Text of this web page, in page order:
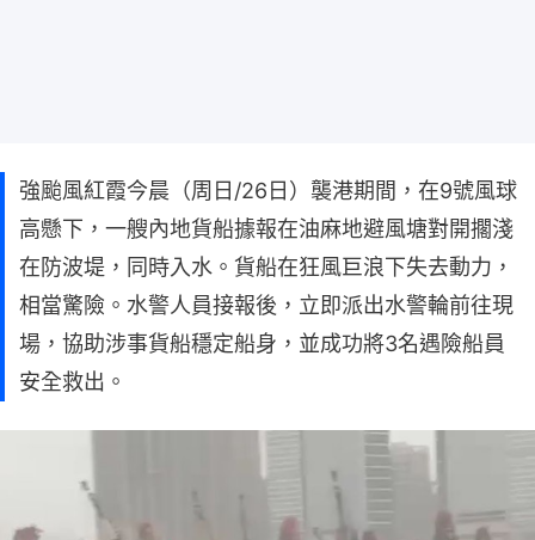
強颱風紅霞今晨（周日/26日）襲港期間，在9號風球
高懸下，一艘內地貨船據報在油麻地避風塘對開擱淺
在防波堤，同時入水。貨船在狂風巨浪下失去動力，
相當驚險。水警人員接報後，立即派出水警輪前往現
場，協助涉事貨船穩定船身，並成功將3名遇險船員
安全救出。